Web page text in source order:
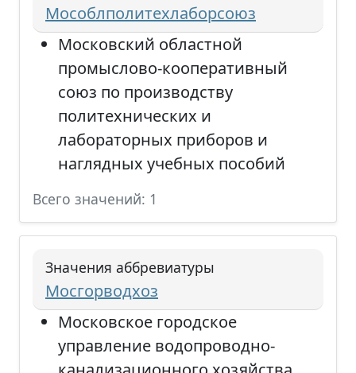
Мособлполитехлаборсоюз
Московский областной
промыслово-кооперативный
союз по производству
политехнических и
лабораторных приборов и
наглядных учебных пособий
Всего значений: 1
Значения аббревиатуры
Мосгорводхоз
Московское городское
управление водопроводно-